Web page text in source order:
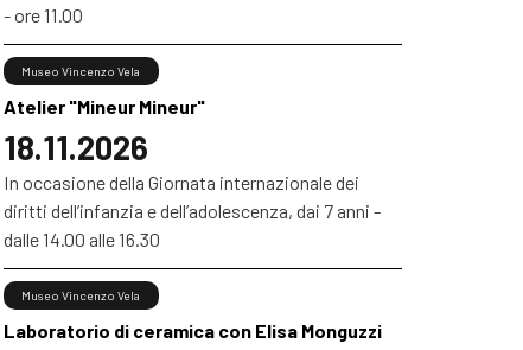
- ore 11.00
Atelier "Mineur Mineur"
18.11.2026
Museo Vincenzo Vela
In occasione della Giornata internazionale dei
diritti dell’infanzia e dell’adolescenza, dai 7 anni -
dalle 14.00 alle 16.30
Laboratorio di ceramica con Elisa Monguzzi
Museo Vincenzo Vela